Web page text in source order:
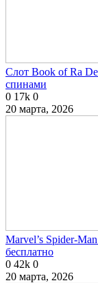
Слот Book of Ra
спинами
0 17k 0
20 марта, 2026
Marvel’s Spider-
бесплатно
0 42k 0
20 марта, 2026